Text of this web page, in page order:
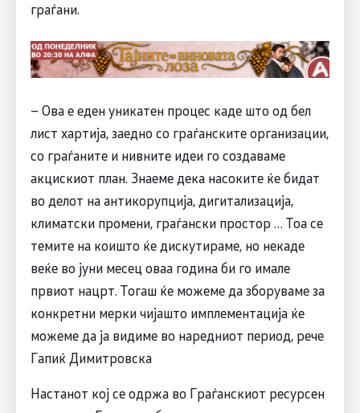
граѓани.
– Ова е еден уникатен процес каде што од бел
лист хартија, заедно со граѓанските организации,
со граѓаните и нивните идеи го создаваме
акцискиот план. Знаеме дека насоките ќе бидат
во делот на антикорупција, дигитализација,
климатски промени, граѓански простор … Тоа се
темите на коишто ќе дискутираме, но некаде
веќе во јуни месец оваа година би го имале
првиот нацрт. Тогаш ќе можеме да зборуваме за
конкретни мерки чијашто имплементација ќе
можеме да ја видиме во наредниот период, рече
Гапиќ Димитровска
Настанот кој се одржа во Граѓанскиот ресурсен